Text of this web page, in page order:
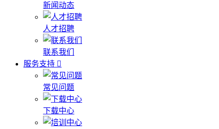
新闻动态
人才招聘
联系我们
服务支持
常见问题
下载中心